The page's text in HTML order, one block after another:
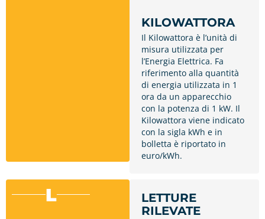
KILOWATTORA
Il Kilowattora è l’unità di
misura utilizzata per
l’Energia Elettrica. Fa
riferimento alla quantità
di energia utilizzata in 1
ora da un apparecchio
con la potenza di 1 kW. Il
Kilowattora viene indicato
con la sigla kWh e in
bolletta è riportato in
euro/kWh.
L
LETTURE
RILEVATE